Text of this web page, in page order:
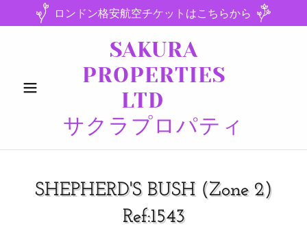
ロンドン格安航空チケットはこちらから
SAKURA
PROPERTIES
LTD
サクラプロパティ
SHEPHERD'S BUSH (Zone 2)
Ref:1543